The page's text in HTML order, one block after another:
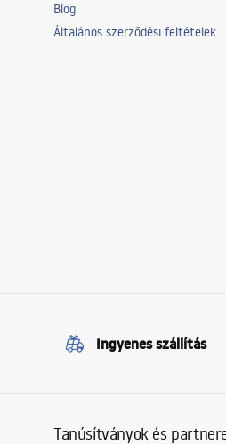
Blog
Általános szerződési feltételek
Ingyenes szállítás
Tanúsítványok és